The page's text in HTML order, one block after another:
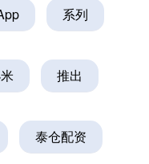
系列
推出
泰仓配资